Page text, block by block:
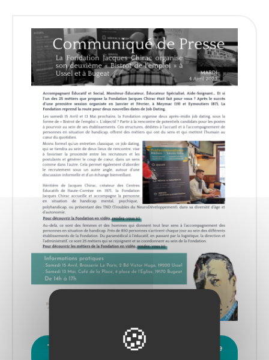
Téléchargez ce communiqué de presse